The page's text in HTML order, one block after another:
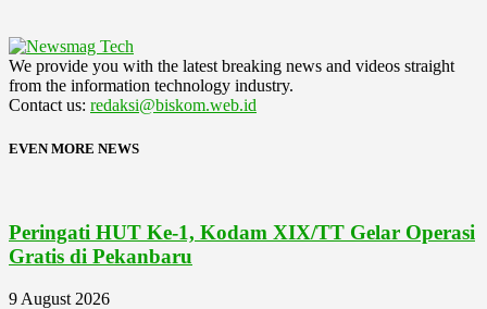
We provide you with the latest breaking news and videos straight
from the information technology industry.
Contact us: redaksi@biskom.web.id
EVEN MORE NEWS
Peringati HUT Ke-1, Kodam XIX/TT Gelar Operasi
Gratis di Pekanbaru
9 August 2026